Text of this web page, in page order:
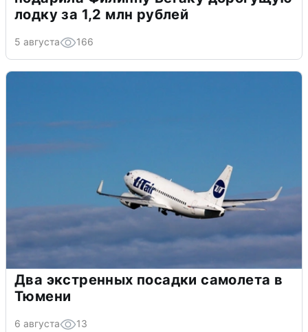
лодку за 1,2 млн рублей
5 августа 166
Два экстренных посадки самолета в
Тюмени
6 августа 13